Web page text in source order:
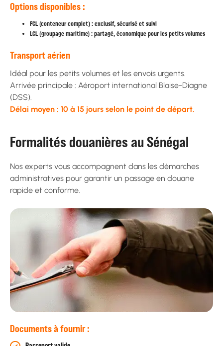
Options disponibles :
FCL (conteneur complet) : exclusif, sécurisé et suivi
LCL (groupage maritime) : partagé, économique pour les petits volumes
Transport aérien
Idéal pour les petits volumes et les envois urgents.
Arrivée principale : Aéroport international Blaise-Diagne
(DSS).
Délai moyen : 10 à 15 jours selon le point de départ.
Formalités douanières au Sénégal
Nos experts vous accompagnent dans les démarches
administratives pour garantir un passage en douane
rapide et conforme.
Documents à fournir :